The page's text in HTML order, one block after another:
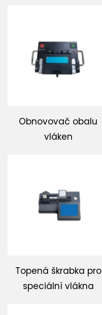
Obnovovač obalu
vláken
Topená škrabka pro
speciální vlákna